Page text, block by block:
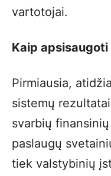
vartotojai.
Kaip apsisaugoti
Pirmiausia,
sistemų
svarbių
paslaugų
tiek valstybinių